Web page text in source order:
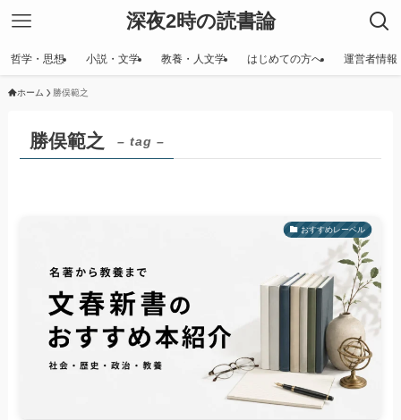
深夜2時の読書論
哲学・思想 小説・文学 教養・人文学 はじめての方へ 運営者情報
ホーム 勝俣範之
勝俣範之 – tag –
おすすめレーベル